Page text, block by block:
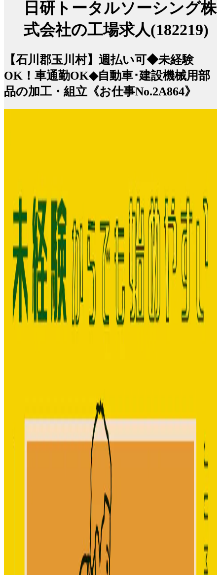
日研トータルソーシング株
式会社の工場求人(182219)
【石川郡玉川村】週払い可◆未経験
OK！車通勤OK◆自動車･建設機械用部
品の加工・組立《お仕事No.2A864》